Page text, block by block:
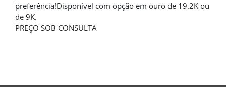
preferência!Disponível com opção em ouro de 19.2K ou
de 9K.
PREÇO SOB CONSULTA